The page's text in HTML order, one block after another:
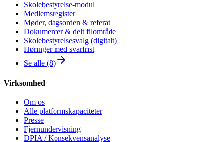
Skolebestyrelse-modul
Medlemsregister
Møder, dagsorden & referat
Dokumenter & delt filområde
Skolebestyrelsesvalg (digitalt)
Høringer med svarfrist
Se alle (8)
Virksomhed
Om os
Alle platformskapaciteter
Presse
Fjernundervisning
DPIA / Konsekvensanalyse